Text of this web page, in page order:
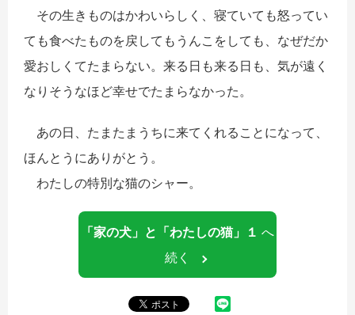
その生きものはかわいらしく、寝ていても怒ってい
ても食べたものを戻してもうんこをしても、なぜだか
愛おしくてたまらない。来る日も来る日も、気が遠く
なりそうなほど幸せでたまらなかった。
あの日、たまたまうちに来てくれることになって、
ほんとうにありがとう。
わたしの特別な猫のシャー。
「家の犬」と「わたしの猫」１ へ
続く